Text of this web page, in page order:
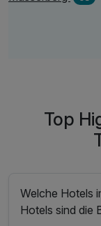
Top
Welche Hotels
Hotels sind die